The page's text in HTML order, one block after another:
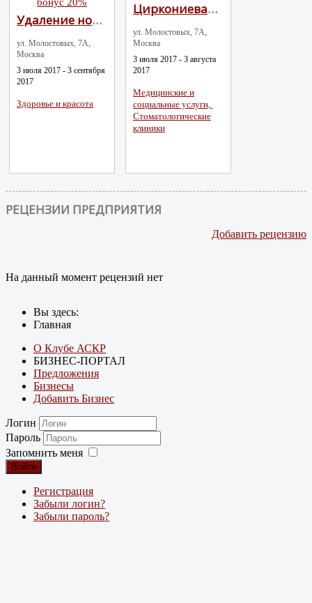
Удаление новообразований - бонус 20%
ул. Молостовых, 7А,
Москва
3 июля 2017 - 3 сентября
2017
Здоровье и красота
Циркониевая коронка 15000 руб
ул. Молостовых, 7А,
Москва
3 июля 2017 - 3 августа
2017
Медицинские и
социальные услуги,
Стоматологические
клиники
РЕЦЕНЗИИ ПРЕДПРИЯТИЯ
Добавить рецензию
На данный момент рецензий нет
Вы здесь:
Главная
О Клубе АСКР
БИЗНЕС-ПОРТАЛ
Предложения
Бизнесы
Добавить Бизнес
Логин
Пароль
Запомнить меня
Войти
Регистрация
Забыли логин?
Забыли пароль?